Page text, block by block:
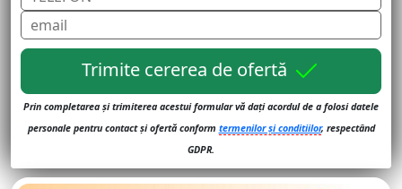
Trimite cererea de ofertă
Prin completarea și trimiterea acestui formular vă dați acordul de a folosi datele
personale pentru contact și ofertă conform termenilor și conditiilor, respectând
GDPR.